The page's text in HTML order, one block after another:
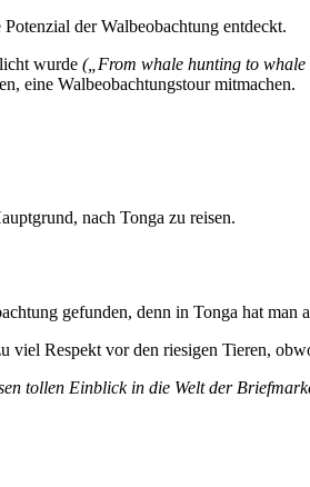
der Walbeobachtung entdeckt.
wurde („From whale hunting to
eine Walbeobachtungstour mitmachen.
nach Tonga zu reisen.
gefunden, denn in Tonga hat man
viel Respekt vor den riesigen Tieren,
tollen Einblick in die Welt der